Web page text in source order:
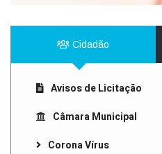
Cidadão
Avisos de Licitação
Câmara Municipal
Corona Vírus